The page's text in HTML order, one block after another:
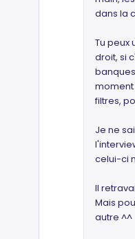
dans la
Tu peux
droit, si
moment
filtres,
Je ne
celui-ci
Il
Mais
autre ^^